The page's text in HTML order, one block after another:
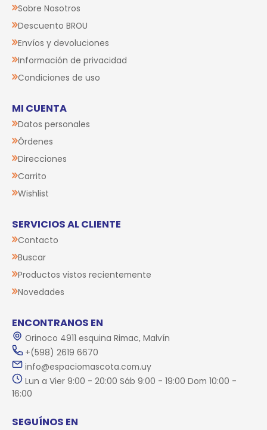
Sobre Nosotros
Descuento BROU
Envíos y devoluciones
Información de privacidad
Condiciones de uso
MI CUENTA
Datos personales
Órdenes
Direcciones
Carrito
Wishlist
SERVICIOS AL CLIENTE
Contacto
Buscar
Productos vistos recientemente
Novedades
ENCONTRANOS EN
Orinoco 4911 esquina Rimac, Malvín
+(598) 2619 6670
info@espaciomascota.com.uy
Lun a Vier 9:00 - 20:00 Sáb 9:00 - 19:00 Dom 10:00 -
16:00
SEGUÍNOS EN